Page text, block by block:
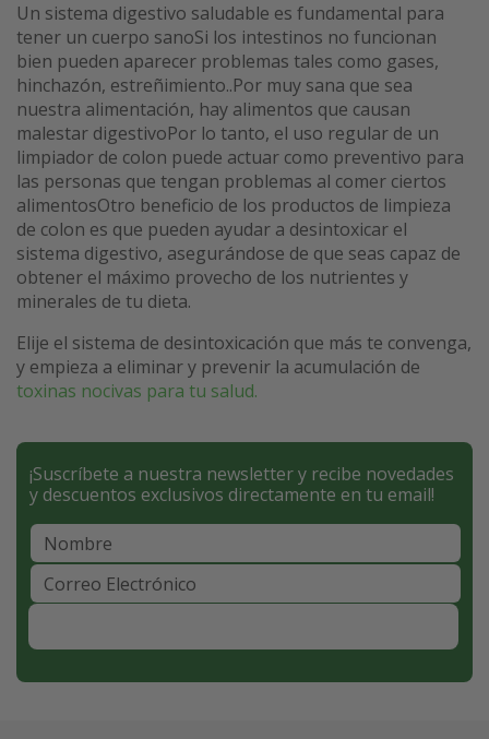
Un sistema digestivo saludable es fundamental para
tener un cuerpo sanoSi los intestinos no funcionan
bien pueden aparecer problemas tales como gases,
hinchazón, estreñimiento..Por muy sana que sea
nuestra alimentación, hay alimentos que causan
malestar digestivoPor lo tanto, el uso regular de un
limpiador de colon puede actuar como preventivo para
las personas que tengan problemas al comer ciertos
alimentosOtro beneficio de los productos de limpieza
de colon es que pueden ayudar a desintoxicar el
sistema digestivo, asegurándose de que seas capaz de
obtener el máximo provecho de los nutrientes y
minerales de tu dieta.
Elije el sistema de desintoxicación que más te convenga,
y empieza a eliminar y prevenir la acumulación de
toxinas nocivas para tu salud.
¡Suscríbete a nuestra newsletter y recibe novedades
y descuentos exclusivos directamente en tu email!